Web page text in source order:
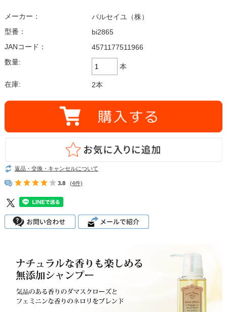
メーカー：
パルセイユ（株）
型番：
bi2865
JANコード：
4571177511966
数量:
本
在庫: 2本
返品・交換・キャンセルについて
3.8 (4件)